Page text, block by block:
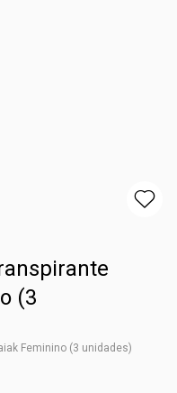
(3
Feminino (3 unidades)